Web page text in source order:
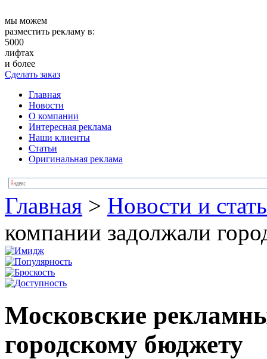
мы можем
разместить рекламу в:
5000
лифтах
и более
Сделать заказ
Главная
Новости
О компании
Интересная реклама
Наши клиенты
Статьи
Оригинальная реклама
Главная > Новости и
компании задолжали
Московские
городскому бюджету